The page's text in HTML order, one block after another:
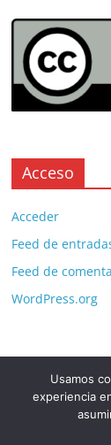
Acceso
Acceder
Feed de
Feed de
WordPress.org
Usamos
experiencia